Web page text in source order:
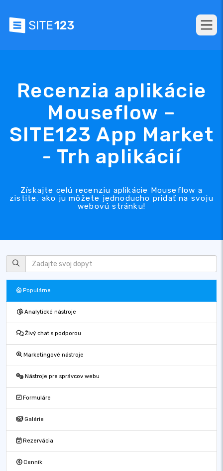
Recenzia aplikácie
Mouseflow –
SITE123 App Market
- Trh aplikácií
Získajte celú recenziu aplikácie Mouseflow a
zistite, ako ju môžete jednoducho pridať na svoju
webovú stránku!
Populárne
Analytické nástroje
Živý chat s podporou
Marketingové nástroje
Nástroje pre správcov webu
Formuláre
Galérie
Rezervácia
Cenník